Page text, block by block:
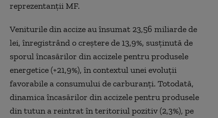
reprezentanţii MF.
Veniturile din accize au însumat 23,56 miliarde de
lei, înregistrând o creştere de 13,9%, susţinută de
sporul încasărilor din accizele pentru produsele
energetice (+21,9%), în contextul unei evoluţii
favorabile a consumului de carburanţi. Totodată,
dinamica încasărilor din accizele pentru produsele
din tutun a reintrat în teritoriul pozitiv (2,3%), pe